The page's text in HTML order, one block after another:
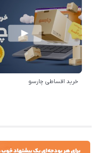
خرید اقساطی چارسو